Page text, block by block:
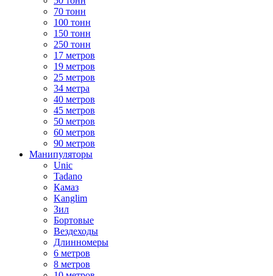
70 тонн
100 тонн
150 тонн
250 тонн
17 метров
19 метров
25 метров
34 метра
40 метров
45 метров
50 метров
60 метров
90 метров
Манипуляторы
Unic
Tadano
Камаз
Kanglim
Зил
Бортовые
Вездеходы
Длинномеры
6 метров
8 метров